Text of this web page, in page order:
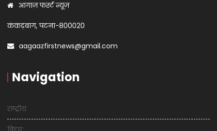
आगाज़ फर्स्ट न्यूज़
कंकड़बाग, पटना-800020
aagaazfirstnews@gmail.com
Navigation
राष्ट्रीय